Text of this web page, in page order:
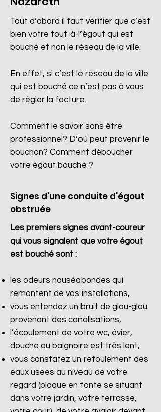
Tout d’abord il faut vérifier que c’est
bien votre tout-à-l’égout qui est
bouché et non le réseau de la ville.
En effet, si c’est le réseau de la ville
qui est bouché ce n’est pas à vous
de régler la facture.
Comment le savoir sans être
professionnel? D’où peut provenir le
bouchon? Comment déboucher
votre égout bouché ?
Signes d'une conduite d'égout
obstruée
Les premiers signes avant-coureur
qui vous signalent que votre égout
est bouché sont :
les odeurs nauséabondes qui
remontent de vos installations,
vous entendez un bruit de glou-glou
provenant des canalisations,
l’écoulement de votre wc, évier,
douche ou baignoire est très lent,
vous constatez un refoulement des
eaux usées au niveau de votre
regard (plaque en fonte se situant
dans votre jardin, votre terrasse,